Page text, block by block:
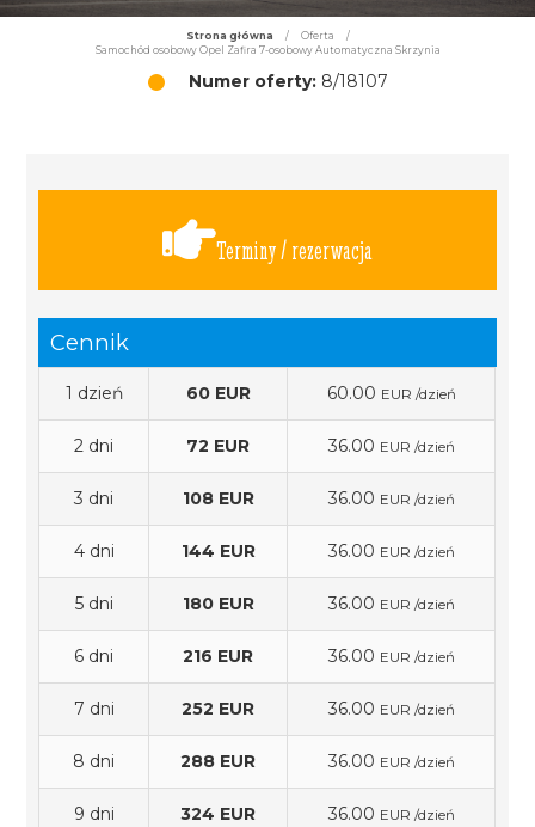
Strona główna / Oferta
/
Samochód osobowy Opel Zafira 7-osobowy Automatyczna Skrzynia
Numer oferty:8/18107
Terminy / rezerwacja
Cennik
1 dzień 60 EUR 60.00 EUR /dzień
2 dni 72 EUR 36.00 EUR /dzień
3 dni 108 EUR 36.00 EUR /dzień
4 dni 144 EUR 36.00 EUR /dzień
5 dni 180 EUR 36.00 EUR /dzień
6 dni 216 EUR 36.00 EUR /dzień
7 dni 252 EUR 36.00 EUR /dzień
8 dni 288 EUR 36.00 EUR /dzień
9 dni 324 EUR 36.00 EUR /dzień